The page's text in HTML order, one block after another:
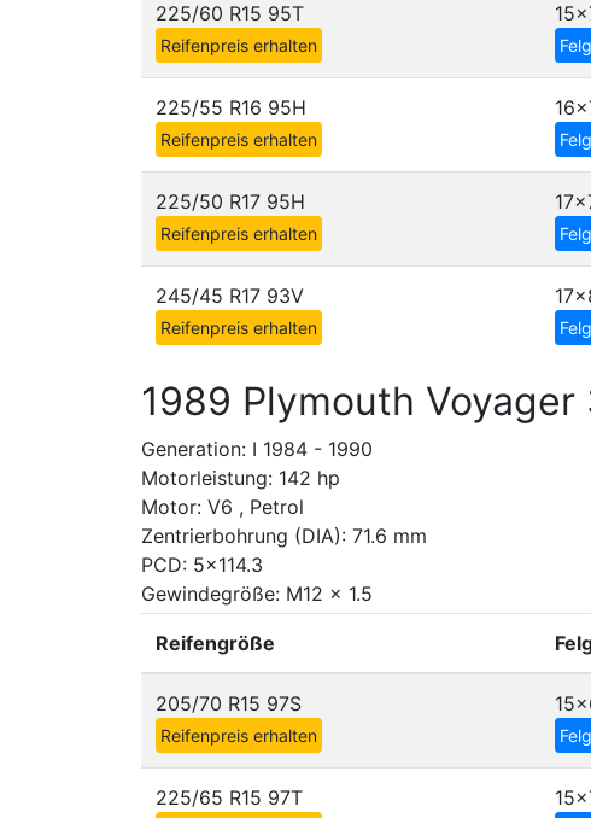
225/60 R15 95T
Reifenpreis erhalten
225/55 R16 95H
Reifenpreis erhalten
225/50 R17 95H
Reifenpreis erhalten
245/45 R17 93V
Reifenpreis erhalten
1989 Plymouth Voyager
Generation: I 1984 - 1990
Motorleistung: 142 hp
Motor: V6 , Petrol
Zentrierbohrung (DIA): 71.6 mm
PCD: 5x114.3
Gewindegröße: M12 x 1.5
Reifengröße
205/70 R15 97S
Reifenpreis erhalten
225/65 R15 97T